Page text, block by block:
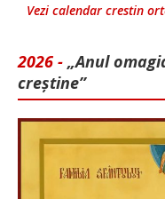
Vezi calendar crestin
2026 - „Anul
creștine”